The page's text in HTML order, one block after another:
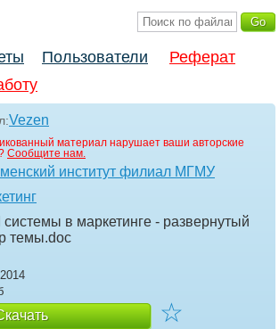
Пользователи
Реферат
Vezen
материал нарушает ваши авторские
Сообщите нам.
институт филиал МГМУ
системы в маркетинге - развернутый
темы.doc
☆